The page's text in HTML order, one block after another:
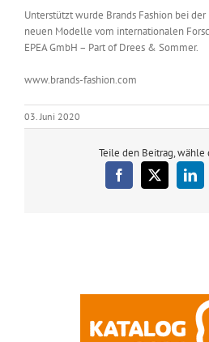
Unterstützt wurde Brands Fashion bei
neuen Modelle vom internationalen
EPEA GmbH – Part of Drees & Sommer.
www.brands-fashion.com
03. Juni 2020
Teile den Beitrag,
Facebook
X